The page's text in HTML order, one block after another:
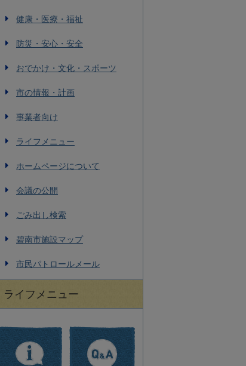
健康・医療・福祉
防災・安心・安全
おでかけ・文化・スポーツ
市の情報・計画
事業者向け
ライフメニュー
ホームページについて
会議の公開
ごみ出し検索
碧南市施設マップ
市民パトロールメール
ライフメニュー